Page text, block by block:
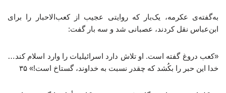
به‌گفته‌ی عکرمه، یک‌بار که روایتی عجیب از کعب‌الاحبار را برای
ابن‌عباس نقل کردند، عصبانی شد و سه بار گفت:
«کعب دروغ گفته است. او تلاش دارد اسرائیلیات را وارد اسلام کند…
خدا این حبر را بکُشد که چقدر نسبت به خداوند، گستاخ است!» ۳۵